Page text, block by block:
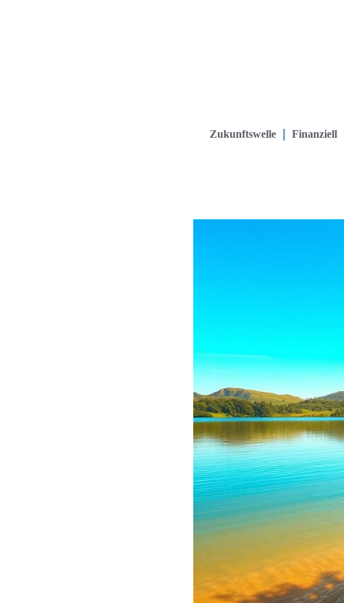
Zukunftswelle Finanziell